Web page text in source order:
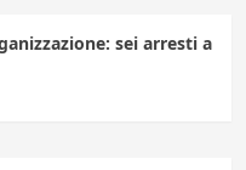
sei arresti a